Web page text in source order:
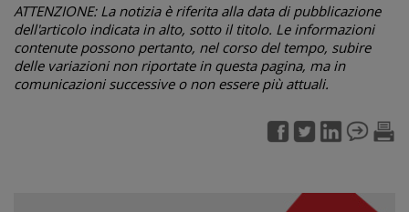
ATTENZIONE: La notizia è riferita alla data di pubblicazione
dell'articolo indicata in alto, sotto il titolo. Le informazioni
contenute possono pertanto, nel corso del tempo, subire
delle variazioni non riportate in questa pagina, ma in
comunicazioni successive o non essere più attuali.